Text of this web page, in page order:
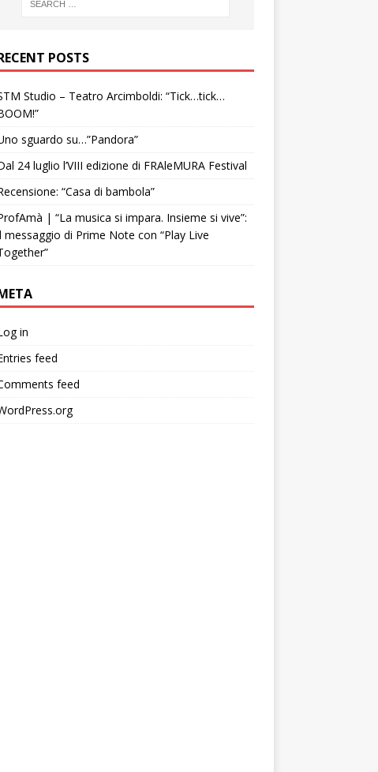
POSTS
Studio – Teatro Arcimboldi: “Tick…tick…
sguardo su…”Pandora”
24 luglio l’VIII edizione di FRAleMURA Festival
“Casa di bambola”
| “La musica si impara. Insieme si vive”:
messaggio di Prime Note con “Play Live
in
feed
feed